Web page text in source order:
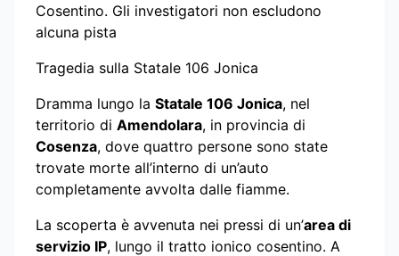
Cosentino. Gli investigatori non escludono
alcuna pista
Tragedia sulla Statale 106 Jonica
Dramma lungo la Statale 106 Jonica, nel
territorio di Amendolara, in provincia di
Cosenza, dove quattro persone sono state
trovate morte all’interno di un’auto
completamente avvolta dalle fiamme.
La scoperta è avvenuta nei pressi di un’area di
servizio IP, lungo il tratto ionico cosentino. A